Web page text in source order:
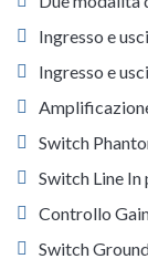
Ingresso e
Ingresso e
Switch
Switch Line
Controllo
Switch